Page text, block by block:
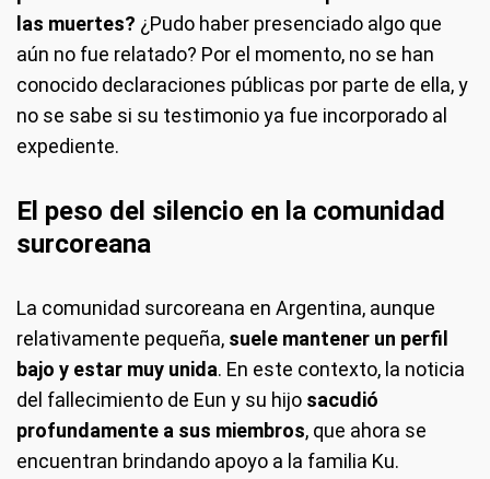
las muertes? ¿Pudo haber presenciado algo que
aún no fue relatado? Por el momento, no se han
conocido declaraciones públicas por parte de ella, y
no se sabe si su testimonio ya fue incorporado al
expediente.
El peso del silencio en la comunidad
surcoreana
La comunidad surcoreana en Argentina, aunque
relativamente pequeña, suele mantener un perfil
bajo y estar muy unida. En este contexto, la noticia
del fallecimiento de Eun y su hijo sacudió
profundamente a sus miembros, que ahora se
encuentran brindando apoyo a la familia Ku.